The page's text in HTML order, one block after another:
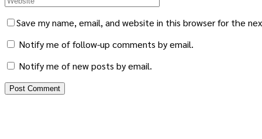
Save my name, email, and website in this browser for the
Notify me of follow-up comments by email.
Notify me of new posts by email.